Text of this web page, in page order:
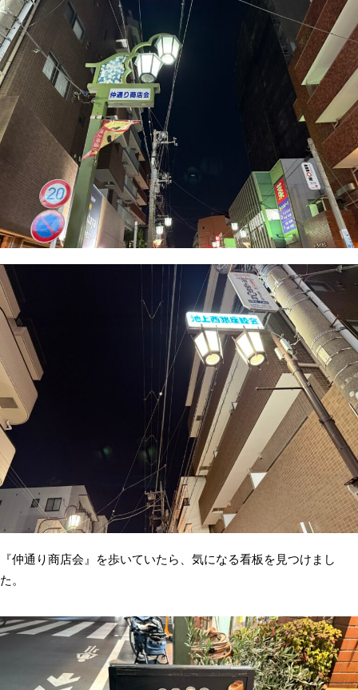
『仲通り商店会』を歩いていたら、気になる看板を見つけまし
た。